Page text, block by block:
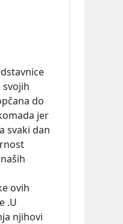
do
jer
svaki dan
ovih
.U
njihovi